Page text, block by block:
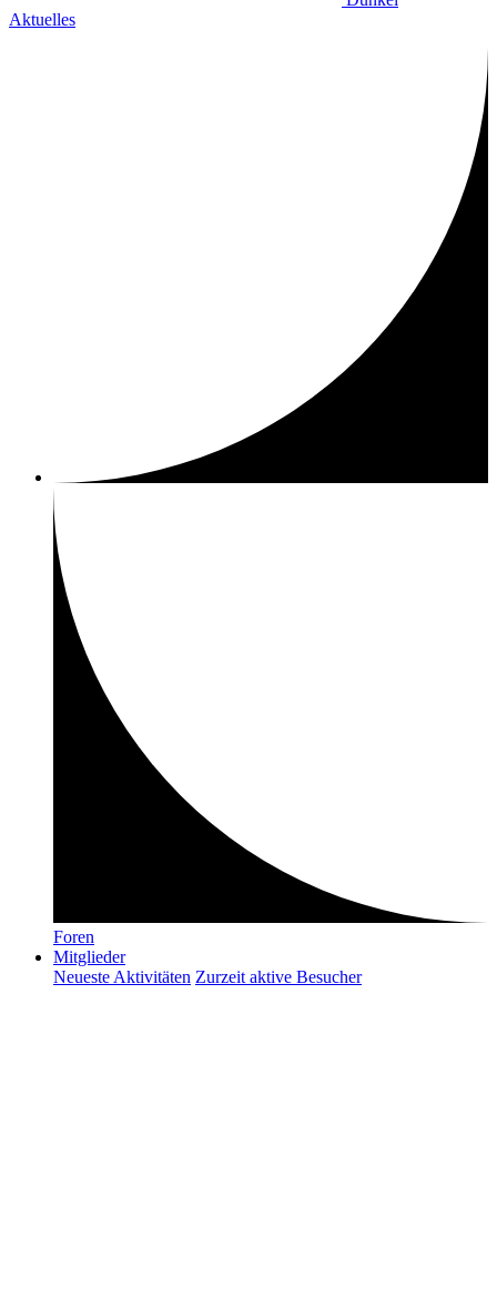
Aktuelles
Foren
Mitglieder
Neueste Aktivitäten Zurzeit aktive Besucher